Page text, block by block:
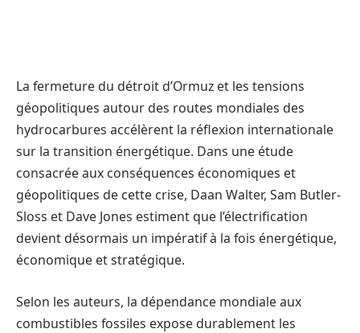
La fermeture du détroit d’Ormuz et les tensions
géopolitiques autour des routes mondiales des
hydrocarbures accélèrent la réflexion internationale
sur la transition énergétique. Dans une étude
consacrée aux conséquences économiques et
géopolitiques de cette crise, Daan Walter, Sam Butler-
Sloss et Dave Jones estiment que l’électrification
devient désormais un impératif à la fois énergétique,
économique et stratégique.
Selon les auteurs, la dépendance mondiale aux
combustibles fossiles expose durablement les